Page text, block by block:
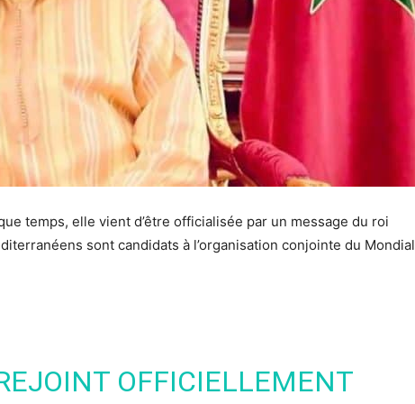
temps, elle vient d’être officialisée par un message du roi
sont candidats à l’organisation conjointe du Mondial
OFFICIELLEMENT